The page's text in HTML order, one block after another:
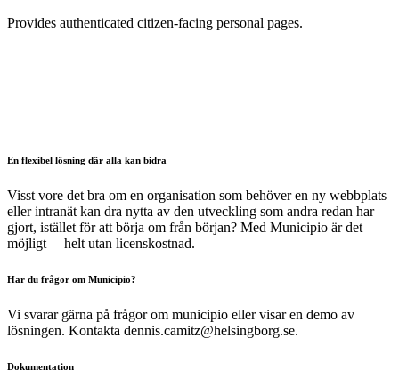
Provides authenticated citizen-facing personal pages.
En flexibel lösning där alla kan bidra
Visst vore det bra om en organisation som behöver en ny webbplats
eller intranät kan dra nytta av den utveckling som andra redan har
gjort, istället för att börja om från början? Med Municipio är det
möjligt – helt utan licenskostnad.
Har du frågor om Municipio?
Vi svarar gärna på frågor om municipio eller visar en demo av
lösningen. Kontakta dennis.camitz@helsingborg.se.
Dokumentation